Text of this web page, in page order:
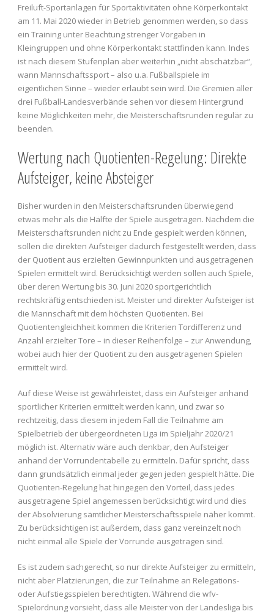
Freiluft-Sportanlagen für Sportaktivitäten ohne Körperkontakt
am 11. Mai 2020 wieder in Betrieb genommen werden, so dass
ein Training unter Beachtung strenger Vorgaben in
Kleingruppen und ohne Körperkontakt stattfinden kann. Indes
ist nach diesem Stufenplan aber weiterhin „nicht abschätzbar“,
wann Mannschaftssport – also u.a. Fußballspiele im
eigentlichen Sinne – wieder erlaubt sein wird. Die Gremien aller
drei Fußball-Landesverbände sehen vor diesem Hintergrund
keine Möglichkeiten mehr, die Meisterschaftsrunden regulär zu
beenden.
Wertung nach Quotienten-Regelung: Direkte
Aufsteiger, keine Absteiger
Bisher wurden in den Meisterschaftsrunden überwiegend
etwas mehr als die Hälfte der Spiele ausgetragen. Nachdem die
Meisterschaftsrunden nicht zu Ende gespielt werden können,
sollen die direkten Aufsteiger dadurch festgestellt werden, dass
der Quotient aus erzielten Gewinnpunkten und ausgetragenen
Spielen ermittelt wird. Berücksichtigt werden sollen auch Spiele,
über deren Wertung bis 30. Juni 2020 sportgerichtlich
rechtskräftig entschieden ist. Meister und direkter Aufsteiger ist
die Mannschaft mit dem höchsten Quotienten. Bei
Quotientengleichheit kommen die Kriterien Tordifferenz und
Anzahl erzielter Tore – in dieser Reihenfolge – zur Anwendung,
wobei auch hier der Quotient zu den ausgetragenen Spielen
ermittelt wird.
Auf diese Weise ist gewährleistet, dass ein Aufsteiger anhand
sportlicher Kriterien ermittelt werden kann, und zwar so
rechtzeitig, dass diesem in jedem Fall die Teilnahme am
Spielbetrieb der übergeordneten Liga im Spieljahr 2020/21
möglich ist. Alternativ wäre auch denkbar, den Aufsteiger
anhand der Vorrundentabelle zu ermitteln. Dafür spricht, dass
dann grundsätzlich einmal jeder gegen jeden gespielt hätte. Die
Quotienten-Regelung hat hingegen den Vorteil, dass jedes
ausgetragene Spiel angemessen berücksichtigt wird und dies
der Absolvierung sämtlicher Meisterschaftsspiele näher kommt.
Zu berücksichtigen ist außerdem, dass ganz vereinzelt noch
nicht einmal alle Spiele der Vorrunde ausgetragen sind.
Es ist zudem sachgerecht, so nur direkte Aufsteiger zu ermitteln,
nicht aber Platzierungen, die zur Teilnahme an Relegations-
oder Aufstiegsspielen berechtigten. Während die wfv-
Spielordnung vorsieht, dass alle Meister von der Landesliga bis